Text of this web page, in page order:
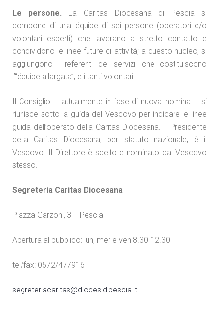
Le persone. La Caritas Diocesana di Pescia si
compone di una équipe di sei persone (operatori e/o
volontari esperti) che lavorano a stretto contatto e
condividono le linee future di attività; a questo nucleo, si
aggiungono i referenti dei servizi, che costituiscono
l’“équipe allargata”, e i tanti volontari.
Il Consiglio – attualmente in fase di nuova nomina – si
riunisce sotto la guida del Vescovo per indicare le linee
guida dell’operato della Caritas Diocesana. Il Presidente
della Caritas Diocesana, per statuto nazionale, è il
Vescovo. Il Direttore è scelto e nominato dal Vescovo
stesso.
Segreteria Caritas Diocesana
Piazza Garzoni, 3 - Pescia
Apertura al pubblico: lun, mer e ven 8.30-12.30
tel/fax: 0572/477916
segreteriacaritas@diocesidipescia.it